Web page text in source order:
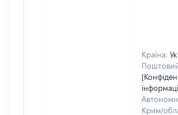
Країна:
Крим/